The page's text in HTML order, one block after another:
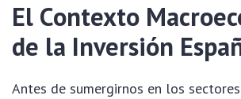
El Contexto
de la Inversión
Antes de sumergirnos en los